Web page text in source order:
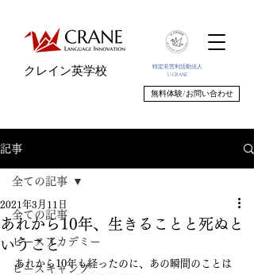
特定非営利活動法人
U-CRANE
クレイン英学校
無料体験/お問い合わせ
記事
全ての記事
ピースアカデミー
ピースキャンプ
全ての記事
あれから10年、生きることと死ぬと
いうこと
2021年3月11日
あれから10年も経ったのに、あの瞬間のことは